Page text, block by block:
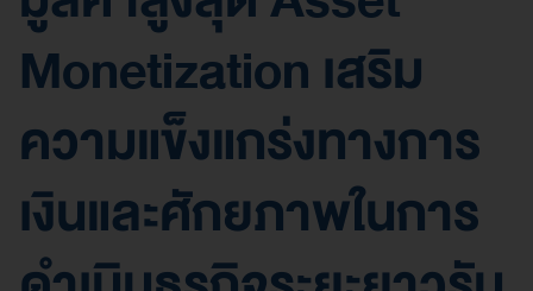
Monetization เสริม
ความแข็งแกร่งทางการ
เงินและศักยภาพในการ